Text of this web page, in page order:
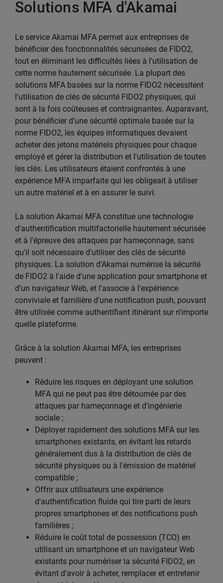
Solutions MFA d'Akamai
Le service Akamai MFA permet aux entreprises de
bénéficier des fonctionnalités sécurisées de FIDO2,
tout en éliminant les difficultés liées à l'utilisation de
cette norme hautement sécurisée. La plupart des
solutions MFA basées sur la norme FIDO2 nécessitent
l'utilisation de clés de sécurité FIDO2 physiques, qui
sont à la fois coûteuses et contraignantes. Auparavant,
pour bénéficier d'une sécurité optimale basée sur la
norme FIDO2, les équipes informatiques devaient
acheter des jetons matériels physiques pour chaque
employé et gérer la distribution et l'utilisation de toutes
les clés. Les utilisateurs étaient confrontés à une
expérience MFA imparfaite qui les obligeait à utiliser
un autre matériel et à en assurer le suivi.
La solution Akamai MFA constitue une technologie
d'authentification multifactorielle hautement sécurisée
et à l'épreuve des attaques par hameçonnage, sans
qu'il soit nécessaire d'utiliser des clés de sécurité
physiques. La solution d'Akamai numérise la sécurité
de FIDO2 à l'aide d'une application pour smartphone et
d'un navigateur Web, et l'associe à l'expérience
conviviale et familière d'une notification push, pouvant
être utilisée comme authentifiant itinérant sur n'importe
quelle plateforme.
Grâce à la solution Akamai MFA, les entreprises
peuvent :
Réduire les risques en déployant une solution
MFA qui ne peut pas être détournée par des
attaques par hameçonnage et d'ingénierie
sociale ;
Déployer rapidement des solutions MFA sur les
smartphones existants, en évitant les retards
généralement dus à la distribution de clés de
sécurité physiques ou à l'émission de matériel
compatible ;
Offrir aux utilisateurs une expérience
d'authentification fluide qui tire parti de leurs
propres smartphones et des notifications push
familières ;
Réduire le coût total de possession (TCO) en
utilisant un smartphone et un navigateur Web
existants pour numériser la sécurité FIDO2, en
évitant d'avoir à acheter, remplacer et entretenir